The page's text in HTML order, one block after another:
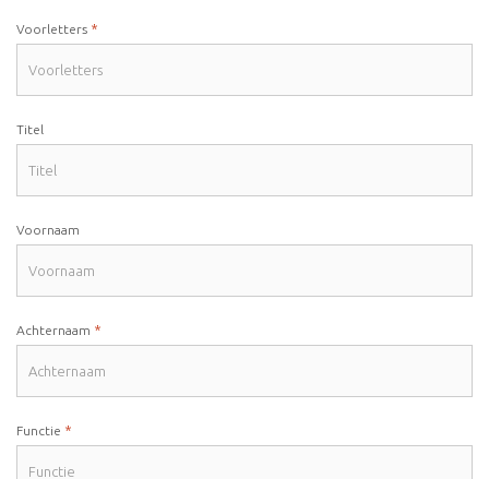
Voorletters *
Titel
Voornaam
Achternaam *
Functie *